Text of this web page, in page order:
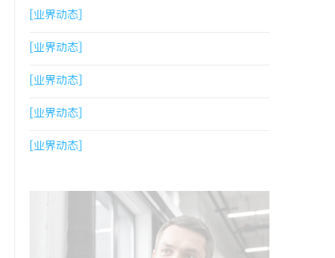
的视觉盛宴
[业界动态]
[业界动态]
[业界动态]
[业界动态]
[业界动态]